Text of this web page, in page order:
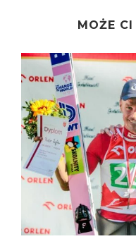
MOŻE